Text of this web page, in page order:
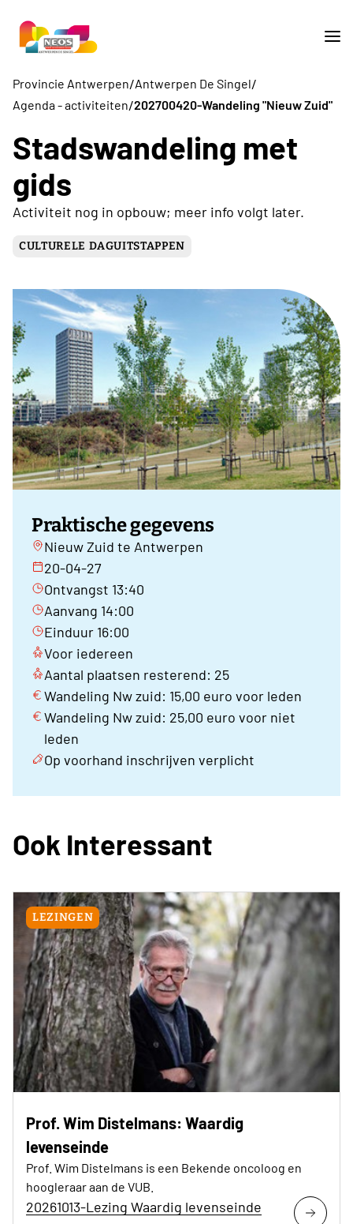
Provincie Antwerpen/Antwerpen De Singel/
Agenda - activiteiten/202700420-Wandeling "Nieuw Zuid"
Stadswandeling met
gids
Activiteit nog in opbouw; meer info volgt later.
CULTURELE DAGUITSTAPPEN
Praktische gegevens
Nieuw Zuid te Antwerpen
20-04-27
Ontvangst 13:40
Aanvang 14:00
Einduur 16:00
Voor iedereen
Aantal plaatsen resterend: 25
Wandeling Nw zuid: 15,00 euro voor leden
Wandeling Nw zuid: 25,00 euro voor niet
leden
Op voorhand inschrijven verplicht
Ook Interessant
LEZINGEN
Prof. Wim Distelmans: Waardig
levenseinde
Prof. Wim Distelmans is een Bekende oncoloog en
hoogleraar aan de VUB.
20261013-Lezing Waardig levenseinde